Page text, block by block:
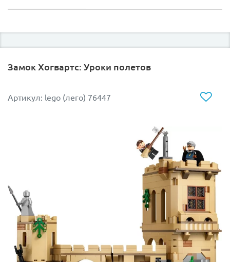
Замок Хогвартс: Уроки полетов
Артикул: lego (лего) 76447